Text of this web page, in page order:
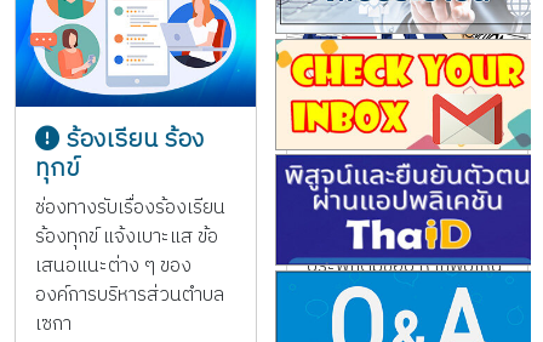
ร้องเรียน ร้อง
ทุกข์
ช่องทางรับเรื่องร้องเรียน
ร้องทุกข์ แจ้งเบาะแส ข้อ
เสนอแนะต่าง ๆ ของ
องค์การบริหารส่วนตำบล
เซกา
ร้องเรียนการ
ทุจริต
ช่องทางแจ้งเรื่องร้อง
เรียนการทุจริต และ
ประพฤติมิชอบ หากพบเห็น
เจ้าพนักงาน ของรัฐทุจริต
ต่อหน้าที่โปรดอย่านิ่งเฉย